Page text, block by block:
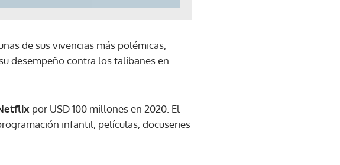
de sus vivencias más polémicas,
desempeño contra los talibanes en
por USD 100 millones en 2020. El
infantil, películas, docuseries